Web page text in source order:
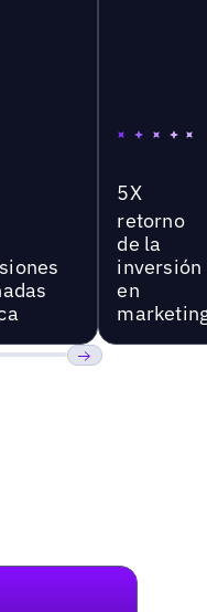
5X
retorno
de la
inversión
en